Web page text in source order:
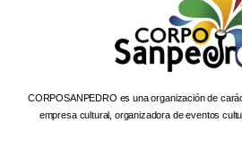
CORPOSANPEDRO es una organización de
empresa cultural, organizadora de eventos